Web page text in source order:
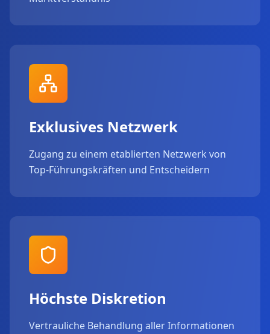
Exklusives Netzwerk
Zugang zu einem etablierten Netzwerk von
Top-Führungskräften und Entscheidern
Höchste Diskretion
Vertrauliche Behandlung aller Informationen